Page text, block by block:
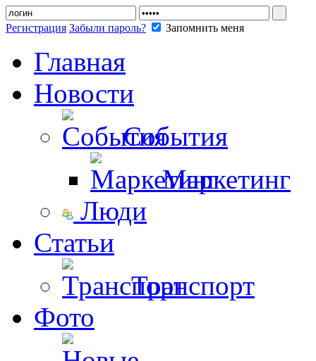
Регистрация Забыли пароль? Запомнить меня
Главная
Новости
События
Маркетинг
Люди
Статьи
Транспорт
Фото